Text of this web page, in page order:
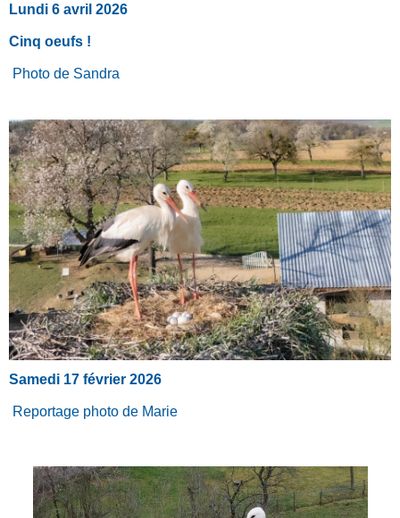
Lundi 6 avril 2026
Cinq oeufs !
Photo de Sandra
Samedi 17 février 2026
Reportage photo de Marie